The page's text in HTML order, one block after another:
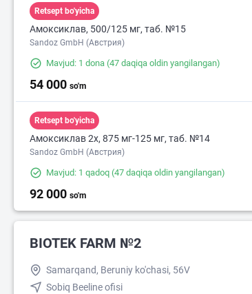
Retsept bo'yicha
Амоксиклав, 500/125 мг, таб. №15
Sandoz GmbH (Австрия)
Mavjud: 1 dona (47 daqiqa oldin yangilangan)
54 000 so'm
Retsept bo'yicha
Амоксиклав 2х, 875 мг-125 мг, таб. №14
Sandoz GmbH (Австрия)
Mavjud: 1 qadoq (47 daqiqa oldin yangilangan)
92 000 so'm
BIOTEK FARM №2
Samarqand, Bеruniy ko'chasi, 56V
Sobiq Beeline ofisi